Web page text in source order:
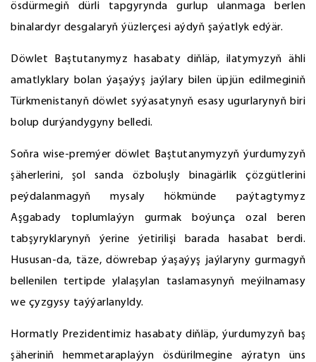
ösdürmegiň dürli tapgyrynda gurlup ulanmaga berlen
binalardyr desgalaryň ýüzlerçesi aýdyň şaýatlyk edýär.
Döwlet Baştutanymyz hasabaty diňläp, ilatymyzyň ähli
amatlyklary bolan ýaşaýyş jaýlary bilen üpjün edilmeginiň
Türkmenistanyň döwlet syýasatynyň esasy ugurlarynyň biri
bolup durýandygyny belledi.
Soňra wise-premýer döwlet Baştutanymyzyň ýurdumyzyň
şäherlerini, şol sanda özboluşly binagärlik çözgütlerini
peýdalanmagyň mysaly hökmünde paýtagtymyz
Aşgabady toplumlaýyn gurmak boýunça ozal beren
tabşyryklarynyň ýerine ýetirilişi barada hasabat berdi.
Hususan-da, täze, döwrebap ýaşaýyş jaýlaryny gurmagyň
bellenilen tertipde ylalaşylan taslamasynyň meýilnamasy
we çyzgysy taýýarlanyldy.
Hormatly Prezidentimiz hasabaty diňläp, ýurdumyzyň baş
şäheriniň hemmetaraplaýyn ösdürilmegine aýratyn üns